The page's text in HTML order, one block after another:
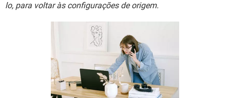
INSTAGRAM GMAIL
GUIA DE COMPRAS
lo, para voltar às configurações de origem.